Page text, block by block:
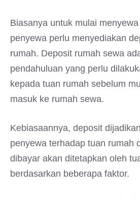
Biasanya untuk mulai
penyewa perlu menyediakan
rumah. Deposit rumah sewa
pendahuluan yang perlu
kepada tuan rumah sebelum
masuk ke rumah sewa.
Kebiasaannya, deposit
penyewa terhadap tuan rumah
dibayar akan ditetapkan oleh
berdasarkan beberapa faktor.